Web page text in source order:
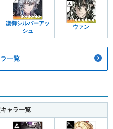
凛御シルバーアッ
シュ
ウァン
一覧
ャラ一覧